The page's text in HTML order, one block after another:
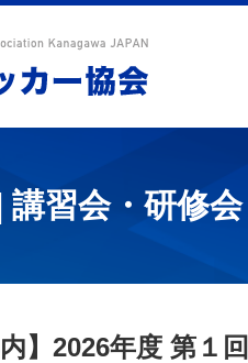
習会・研修会
内】2026年度 第１